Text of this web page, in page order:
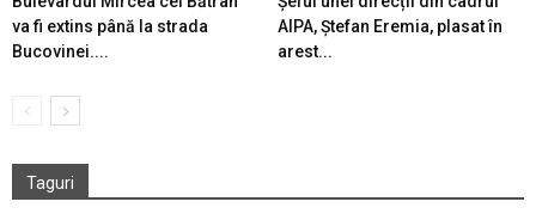
va fi extins până la strada
Bucovinei....
AIPA, Ștefan Eremia, plasat în
arest...
Taguri